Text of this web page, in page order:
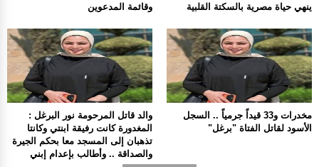
وقائمة المدعوين
ينهي حياة مصرية بالسكتة القلبية
والد قاتل المرحومة نور البرغل :
المغدورة كانت رفيقة ابنتي وكانتا
تذهبان إلى المسجد معا بحكم الجيرة
والصداقة .. وأطالب بإعدام إبني
مخدرات و33 قيداً جرمياً .. السجل
الأسود لقاتل الفتاة "برغل"